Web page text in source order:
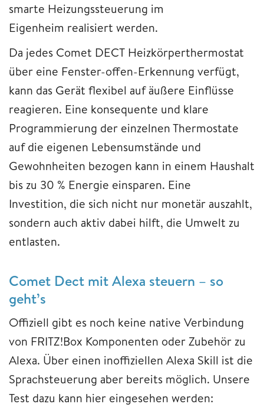
smarte Heizungssteuerung im
Eigenheim realisiert werden.
Da jedes Comet DECT Heizkörperthermostat
über eine Fenster-offen-Erkennung verfügt,
kann das Gerät flexibel auf äußere Einflüsse
reagieren. Eine konsequente und klare
Programmierung der einzelnen Thermostate
auf die eigenen Lebensumstände und
Gewohnheiten bezogen kann in einem Haushalt
bis zu 30 % Energie einsparen. Eine
Investition, die sich nicht nur monetär auszahlt,
sondern auch aktiv dabei hilft, die Umwelt zu
entlasten.
Comet Dect mit Alexa steuern – so
geht’s
Offiziell gibt es noch keine native Verbindung
von FRITZ!Box Komponenten oder Zubehör zu
Alexa. Über einen inoffiziellen Alexa Skill ist die
Sprachsteuerung aber bereits möglich. Unsere
Test dazu kann hier eingesehen werden: